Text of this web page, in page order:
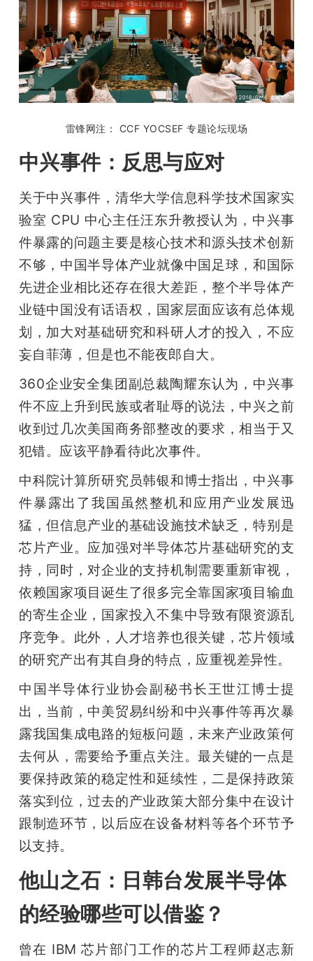
雷锋网注： CCF YOCSEF 专题论坛现场
中兴事件：反思与应对
关于中兴事件，清华大学信息科学技术国家实
验室 CPU 中心主任汪东升教授认为，中兴事
件暴露的问题主要是核心技术和源头技术创新
不够，中国半导体产业就像中国足球，和国际
先进企业相比还存在很大差距，整个半导体产
业链中国没有话语权，国家层面应该有总体规
划，加大对基础研究和科研人才的投入，不应
妄自菲薄，但是也不能夜郎自大。
360企业安全集团副总裁陶耀东认为，中兴事
件不应上升到民族或者耻辱的说法，中兴之前
收到过几次美国商务部整改的要求，相当于又
犯错。应该平静看待此次事件。
中科院计算所研究员韩银和博士指出，中兴事
件暴露出了我国虽然整机和应用产业发展迅
猛，但信息产业的基础设施技术缺乏，特别是
芯片产业。应加强对半导体芯片基础研究的支
持，同时，对企业的支持机制需要重新审视，
依赖国家项目诞生了很多完全靠国家项目输血
的寄生企业，国家投入不集中导致有限资源乱
序竞争。此外，人才培养也很关键，芯片领域
的研究产出有其自身的特点，应重视差异性。
中国半导体行业协会副秘书长王世江博士提
出，当前，中美贸易纠纷和中兴事件等再次暴
露我国集成电路的短板问题，未来产业政策何
去何从，需要给予重点关注。最关键的一点是
要保持政策的稳定性和延续性，二是保持政策
落实到位，过去的产业政策大部分集中在设计
跟制造环节，以后应在设备材料等各个环节予
以支持。
他山之石：日韩台发展半导体
的经验哪些可以借鉴？
曾在 IBM 芯片部门工作的芯片工程师赵志新